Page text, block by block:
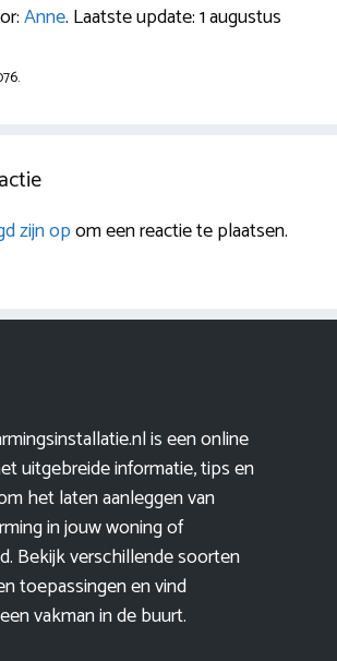
Anne. Laatste update: 1 augustus
zijn opom een reactie te plaatsen.
is een online
uitgebreide informatie, tips en
het laten aanleggen van
in jouw woning of
Bekijk verschillende soorten
toepassingen en vind
vakman in de buurt.